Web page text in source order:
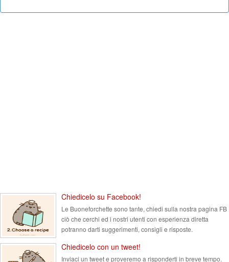
Chiedicelo su Facebook!
Le Buoneforchette sono tante, chiedi sulla nostra pagina FB
ciò che cerchi ed i nostri utenti con esperienza diretta
potranno darti suggerimenti, consigli e risposte.
Chiedicelo con un tweet!
Inviaci un tweet e proveremo a risponderti in breve tempo.